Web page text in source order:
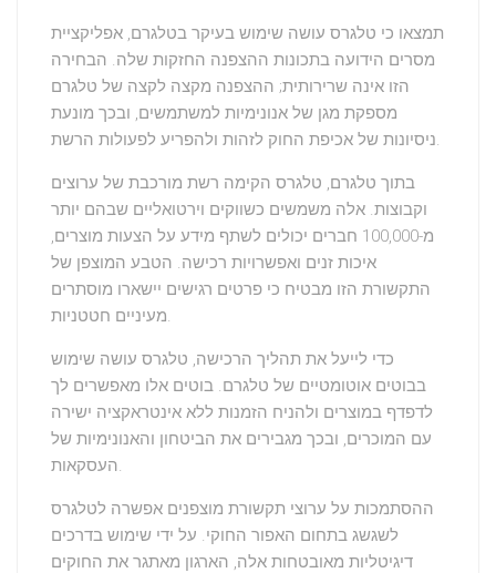
תמצאו כי טלגרס עושה שימוש בעיקר בטלגרם, אפליקציית
מסרים הידועה בתכונות ההצפנה החזקות שלה. הבחירה
הזו אינה שרירותית; ההצפנה מקצה לקצה של טלגרם
מספקת מגן של אנונימיות למשתמשים, ובכך מונעת
ניסיונות של אכיפת החוק לזהות ולהפריע לפעולות הרשת.
בתוך טלגרם, טלגרס הקימה רשת מורכבת של ערוצים
וקבוצות. אלה משמשים כשווקים וירטואליים שבהם יותר
מ-100,000 חברים יכולים לשתף מידע על הצעות מוצרים,
איכות זנים ואפשרויות רכישה. הטבע המוצפן של
התקשורת הזו מבטיח כי פרטים רגישים יישארו מוסתרים
מעיניים חטטניות.
כדי לייעל את תהליך הרכישה, טלגרס עושה שימוש
בבוטים אוטומטיים של טלגרם. בוטים אלו מאפשרים לך
לדפדף במוצרים ולהניח הזמנות ללא אינטראקציה ישירה
עם המוכרים, ובכך מגבירים את הביטחון והאנונימיות של
העסקאות.
ההסתמכות על ערוצי תקשורת מוצפנים אפשרה לטלגרס
לשגשג בתחום האפור החוקי. על ידי שימוש בדרכים
דיגיטליות מאובטחות אלה, הארגון מאתגר את החוקים